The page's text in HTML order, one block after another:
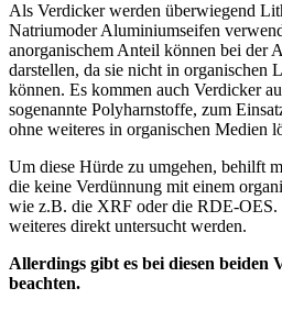
Als Verdicker werden überwiegend
Natriumoder Aluminiumseifen
anorganischem Anteil können bei der
darstellen, da sie nicht in organischen
können. Es kommen auch Verdicker
sogenannte Polyharnstoffe, zum
ohne weiteres in organischen Medien
Um diese Hürde zu umgehen, behilft
die keine Verdünnung mit einem
wie z.B. die XRF oder die RDE-OES.
weiteres direkt untersucht werden.
Allerdings gibt es bei diesen beiden
beachten.